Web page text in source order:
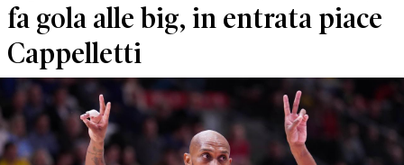
fa gola alle big, in entrata piace
Cappelletti